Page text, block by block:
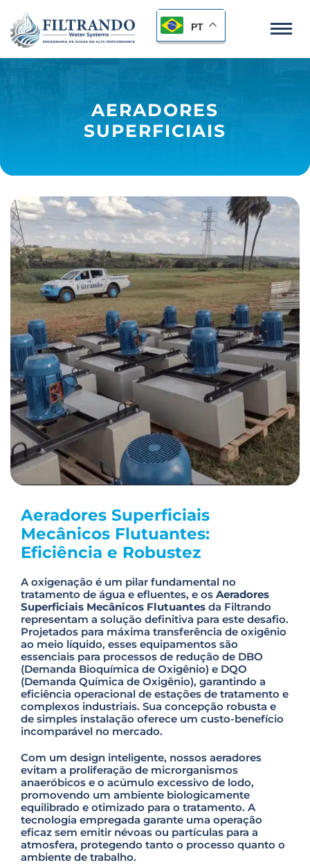
PT
AERADORES
SUPERFICIAIS
Aeradores Superficiais
Mecânicos Flutuantes:
Eficiência e Robustez
A oxigenação é um pilar fundamental no
tratamento de água e efluentes, e os Aeradores
Superficiais Mecânicos Flutuantes da Filtrando
representam a solução definitiva para este desafio.
Projetados para máxima transferência de oxigênio
ao meio líquido, esses equipamentos são
essenciais para processos de redução de DBO
(Demanda Bioquímica de Oxigênio) e DQO
(Demanda Química de Oxigênio), garantindo a
eficiência operacional de estações de tratamento e
complexos industriais. Sua concepção robusta e
de simples instalação oferece um custo-benefício
incomparável no mercado.
Com um design inteligente, nossos aeradores
evitam a proliferação de microrganismos
anaeróbicos e o acúmulo excessivo de lodo,
promovendo um ambiente biologicamente
equilibrado e otimizado para o tratamento. A
tecnologia empregada garante uma operação
eficaz sem emitir névoas ou partículas para a
atmosfera, protegendo tanto o processo quanto o
ambiente de trabalho.